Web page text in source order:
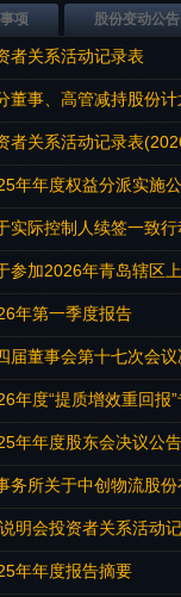
项 股份变动公告
者关系活动记录表
董事、高管减持股份
者关系活动记录表
年年度权益分派实施
实际控制人续签一致
参加2026年青岛辖区
年第一季度报告
届董事会第十七次会
年度“提质增效重回报
年年度股东会决议公告
务所关于中创物流股
明会投资者关系活动
年年度报告摘要